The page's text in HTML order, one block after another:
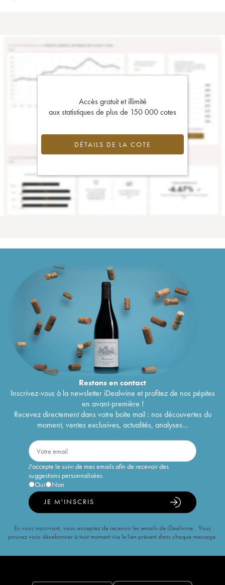
Accès gratuit et illimité
aux statistiques de plus de 150 000 cotes
DÉTAILS DE LA COTE
Restons encontact
Inscrivez-vous à la newsletter iDealwine et profitez de nos pépites
en avant-première !
Recevez directement dans votre boîte mail : nos découvertes du
moment, ventes exclusives, actualités, analyses...
J'accepte le suivi de mes emails afin de recevoir des
suggestions personnalisées
Oui
Non
JE M'INSCRIS
En vous inscrivant, vous acceptez de recevoir les emails de iDealwine. Vous
pouvez vous désabonner à tout moment via le lien présent dans chaque message.